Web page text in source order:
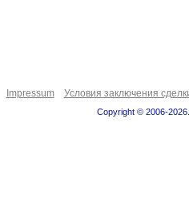
Impressum Условия заключения
Copyright © 2006-